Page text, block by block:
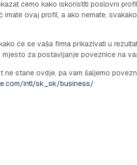
ćemo kako iskoristiti poslovni
imate ovaj profil, a ako nemate,
će se vaša firma prikazivati u
mjesto za postavljanje poveznice na
ne stane ovdje, pa vam šaljemo
intl/sk_sk/business/